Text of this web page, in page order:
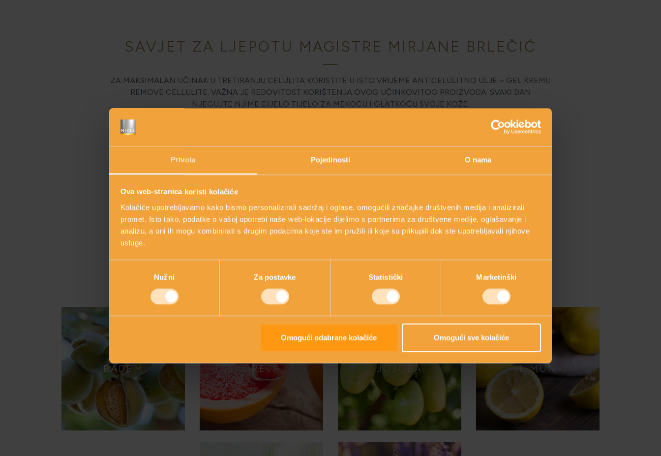
Privola Pojedinosti O nama
Ova web-stranica koristi kolačiće
Kolačiće upotrebljavamo kako bismo personalizirali sadržaj i oglase, omogućili značajke društvenih medija i analizirali
promet. Isto tako, podatke o vašoj upotrebi naše web-lokacije dijelimo s partnerima za društvene medije, oglašavanje i
analizu, a oni ih mogu kombinirati s drugim podacima koje ste im pružili ili koje su prikupili dok ste upotrebljavali njihove
usluge.
Nužni Za postavke Statistički Marketinški
Omogući odabrane kolačiće Omogući sve kolačiće
SAVJET ZA LJEPOTU MAGISTRE MIRJANE BRLEČIĆ
ZA MAKSIMALAN UČINAK U TRETIRANJU CELULITA KORISTITE U ISTO VRIJEME ANTICELULITNO ULJE + GEL KREMU
REMOVE CELLULITE. VAŽNA JE REDOVITOST KORIŠTENJA OVOG UČINKOVITOG PROIZVODA. SVAKI DAN
NJEGUJTE NJIME CIJELO TIJELO ZA MEKOĆU I GLATKOĆU SVOJE KOŽE.
Kreatorica linije: Mirjana Brlečić, MPharm
Upoznajte glavne sastojke i naučite sve o inovativnom pristupu njezi “iznutra i izvana”
BADEM GREJP JOJOBA LIMUN